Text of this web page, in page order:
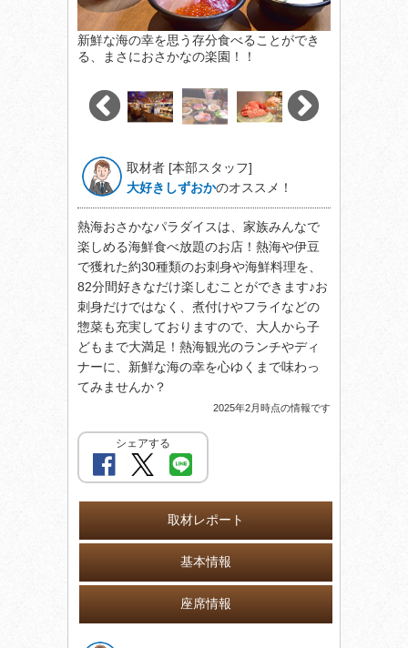
新鮮な海の幸を思う存分食べることができ
る、まさにおさかなの楽園！！
取材者 [本部スタッフ]
大好きしずおかのオススメ！
熱海おさかなパラダイスは、家族みんなで
楽しめる海鮮食べ放題のお店！熱海や伊豆
で獲れた約30種類のお刺身や海鮮料理を、
82分間好きなだけ楽しむことができます♪お
刺身だけではなく、煮付けやフライなどの
惣菜も充実しておりますので、大人から子
どもまで大満足！熱海観光のランチやディ
ナーに、新鮮な海の幸を心ゆくまで味わっ
てみませんか？
2025年2月時点の情報です
シェアする
取材レポート
基本情報
座席情報